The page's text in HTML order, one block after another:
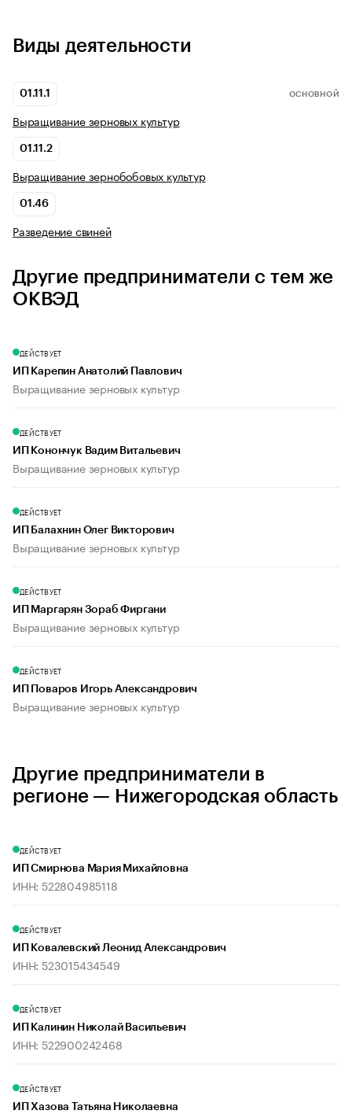
Виды деятельности
01.11.1 ОСНОВНОЙ
Выращивание зерновых культур
01.11.2
Выращивание зернобобовых культур
01.46
Разведение свиней
Другие предприниматели с тем же
ОКВЭД
ДЕЙСТВУЕТ
ИП Карепин Анатолий Павлович
Выращивание зерновых культур
ДЕЙСТВУЕТ
ИП Конончук Вадим Витальевич
Выращивание зерновых культур
ДЕЙСТВУЕТ
ИП Балахнин Олег Викторович
Выращивание зерновых культур
ДЕЙСТВУЕТ
ИП Маргарян Зораб Фиргани
Выращивание зерновых культур
ДЕЙСТВУЕТ
ИП Поваров Игорь Александрович
Выращивание зерновых культур
Другие предприниматели в
регионе — Нижегородская область
ДЕЙСТВУЕТ
ИП Смирнова Мария Михайловна
ИНН: 522804985118
ДЕЙСТВУЕТ
ИП Ковалевский Леонид Александрович
ИНН: 523015434549
ДЕЙСТВУЕТ
ИП Калинин Николай Васильевич
ИНН: 522900242468
ДЕЙСТВУЕТ
ИП Хазова Татьяна Николаевна